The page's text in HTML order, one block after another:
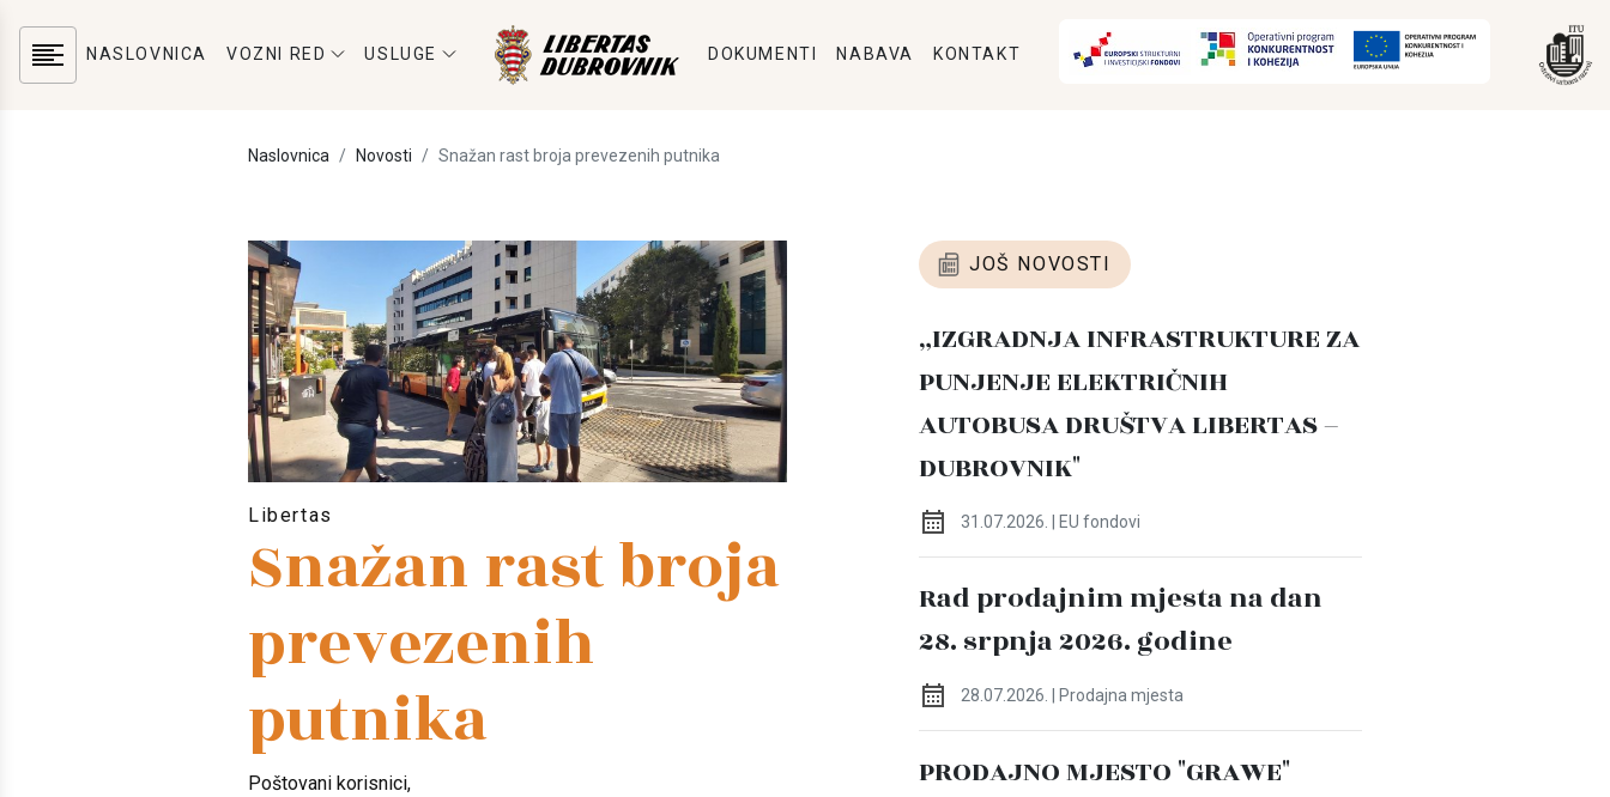
NASLOVNICA VOZNI RED USLUGE DOKUMENTI NABAVA KONTAKT
Naslovnica Novosti Snažan rast broja prevezenih putnika
Libertas
Snažan rast broja
prevezenih
putnika
Poštovani korisnici,
JOŠ NOVOSTI
„IZGRADNJA INFRASTRUKTURE ZA
PUNJENJE ELEKTRIČNIH
AUTOBUSA DRUŠTVA LIBERTAS –
DUBROVNIK"
31.07.2026. | EU fondovi
Rad prodajnim mjesta na dan
28. srpnja 2026. godine
28.07.2026. | Prodajna mjesta
PRODAJNO MJESTO "GRAWE"